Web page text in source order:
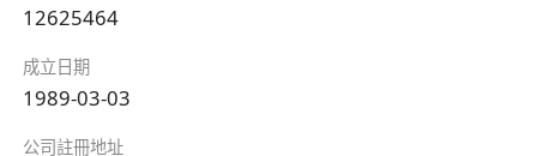
12625464
成立日期
1989-03-03
公司註冊地址